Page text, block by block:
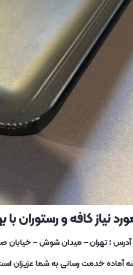
کافه و رستوران با
آماده خدمت رسانی به شما عزیزان